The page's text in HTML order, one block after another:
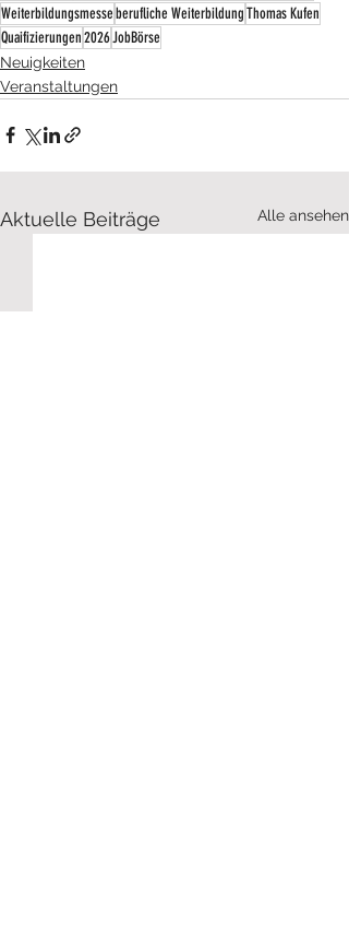
Weiterbildungsmesseberufliche WeiterbildungThomas Kufen
Quaifizierungen2026JobBörse
Neuigkeiten
Veranstaltungen
Aktuelle Beiträge Alle ansehen